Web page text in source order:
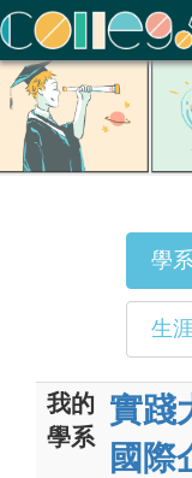
ColleGo! 大學選才與
學
生
我的
學系
實踐
國際